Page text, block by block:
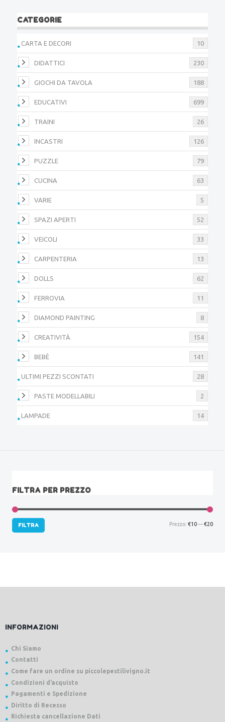
CATEGORIE
CARTA E DECORI 10
DIDATTICI 230
GIOCHI DA TAVOLA 188
EDUCATIVI 699
TRAINI 26
INCASTRI 126
PUZZLE 79
CUCINA 63
VARIE 5
SPAZI APERTI 52
VEICOLI 33
CARPENTERIA 13
DOLLS 62
FERROVIA 11
DIAMOND PAINTING 8
CREATIVITÀ 154
BEBÈ 141
ULTIMI PEZZI SCONTATI 28
PASTE MODELLABILI 2
LAMPADE 14
FILTRA PER PREZZO
FILTRA Prezzo: €10—€20
INFORMAZIONI
Chi Siamo
Contatti
Come fare un ordine su piccolepestilivigno.it
Condizioni d’acquisto
Pagamenti e Spedizione
Diritto di Recesso
Richiesta cancellazione Dati